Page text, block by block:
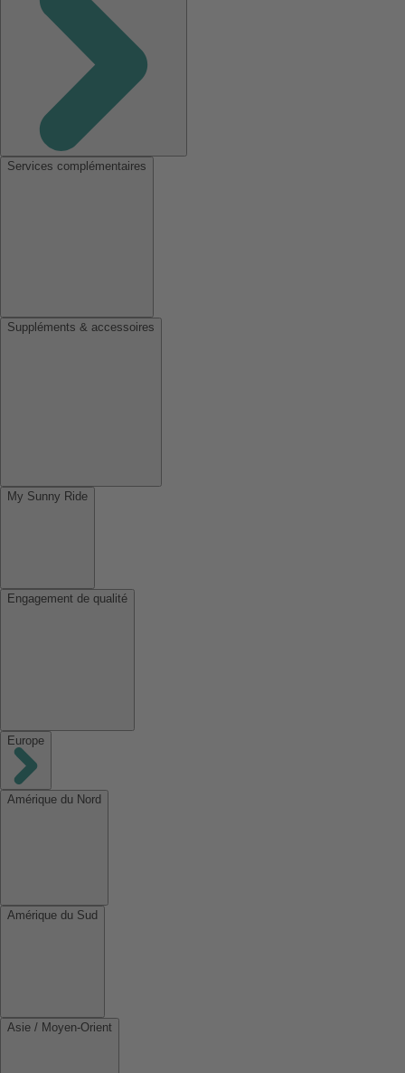
Services complémentaires
Suppléments & accessoires
My Sunny Ride
Engagement de qualité
Europe
Amérique du Nord
Amérique du Sud
Asie / Moyen-Orient